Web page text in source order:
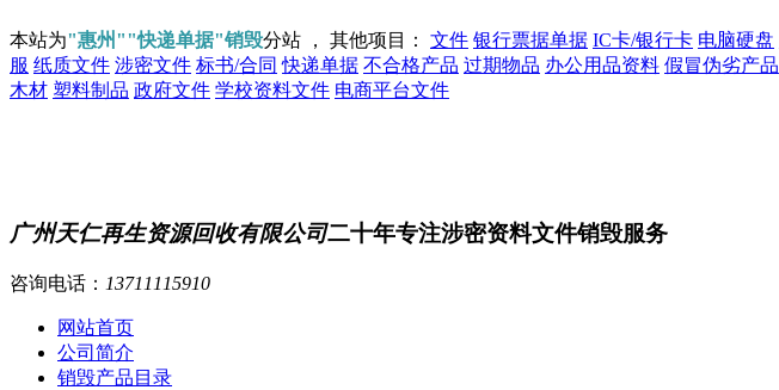
本站为"惠州""快递单据"销毁分站 ， 其他项目： 文件 银行票据单据 IC卡/银行卡 电脑硬盘
服 纸质文件 涉密文件 标书/合同 快递单据 不合格产品 过期物品 办公用品资料 假冒伪劣产品
木材 塑料制品 政府文件 学校资料文件 电商平台文件
广州天仁再生资源回收有限公司二十年专注涉密资料文件销毁服务
咨询电话： 13711115910
网站首页
公司简介
销毁产品目录